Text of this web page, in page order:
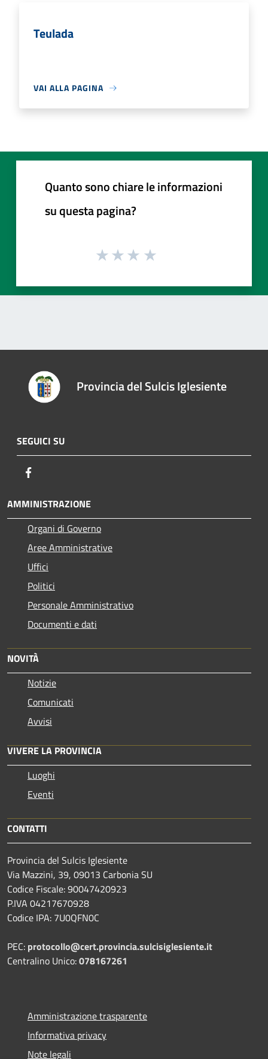
Teulada
VAI ALLA PAGINA
Quanto sono chiare le informazioni
su questa pagina?
Provincia del Sulcis Iglesiente
SEGUICI SU
AMMINISTRAZIONE
Organi di Governo
Aree Amministrative
Uffici
Politici
Personale Amministrativo
Documenti e dati
NOVITÀ
Notizie
Comunicati
Avvisi
VIVERE LA PROVINCIA
Luoghi
Eventi
CONTATTI
Provincia del Sulcis Iglesiente
Via Mazzini, 39, 09013 Carbonia SU
Codice Fiscale: 90047420923
P.IVA 04217670928
Codice IPA: 7U0QFN0C
PEC: protocollo@cert.provincia.sulcisiglesiente.it
Centralino Unico:078167261
Amministrazione trasparente
Informativa privacy
Note legali